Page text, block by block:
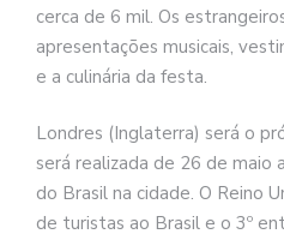
cerca de 6 mil. Os
apresentações musicais,
e a culinária da festa.
Londres (Inglaterra) será o
será realizada de 26 de maio
do Brasil na cidade. O Reino
de turistas ao Brasil e o 3º